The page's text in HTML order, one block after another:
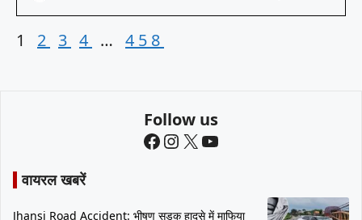
1 2 3 4 … 458
Follow us
Facebook
Instagram
X YouTube
वायरल खबरें
Jhansi Road Accident: भीषण सड़क हादसे में माफिया